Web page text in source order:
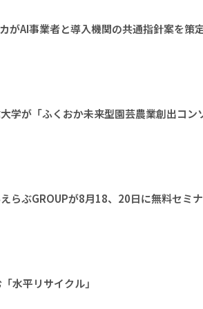
がAI事業者と導入機関の共通指針案を策
が「ふくおか未来型園芸農業創出コン
らぶGROUPが8月18、20日に無料セミ
水平リサイクル」